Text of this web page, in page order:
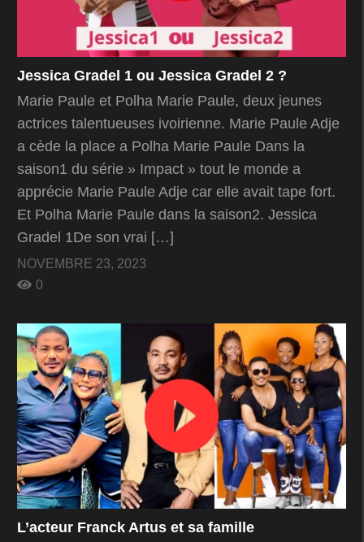
Jessica Gradel 1 ou Jessica Gradel 2 ?
Marie Paule et Polha Marie Paule, deux jeunes
actrices talentueuses ivoirienne. Marie Paule Adje
a cède la place a Polha Marie Paule Dans la
saison1 du série » Impact » tout le monde a
apprécie Marie Paule Adje car elle avait tape fort.
Et Polha Marie Paule dans la saison2. Jessica
Gradel 1De son vrai […]
NOVEMBRE 23, 2023
0
L’acteur Franck Artus et sa famille